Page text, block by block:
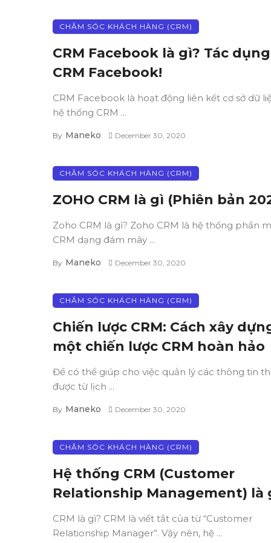
CHĂM SÓC KHÁCH HÀNG (CRM)
CRM Facebook là gì? Tác
CRM Facebook!
CRM Facebook là hoạt động liên kết cơ sở dữ
hệ thống CRM ...
By Maneko December 30, 2020
CHĂM SÓC KHÁCH HÀNG (CRM)
ZOHO CRM là gì (Phiên bản
Zoho CRM là gì? Zoho CRM là hệ thống phần
CRM dạng đám mây ...
By Maneko December 30, 2020
CHĂM SÓC KHÁCH HÀNG (CRM)
Chiến lược CRM: Cách xây
một chiến lược CRM hoàn hảo
Để có thể giúp cho việc quản lý các thông tin
được từ lịch ...
By Maneko December 30, 2020
CHĂM SÓC KHÁCH HÀNG (CRM)
Hệ thống CRM (Customer
Relationship Management) là
CRM là gì? CRM là viết tắt của từ “Customer
Relationship Manager”. Vậy nên, hệ ...